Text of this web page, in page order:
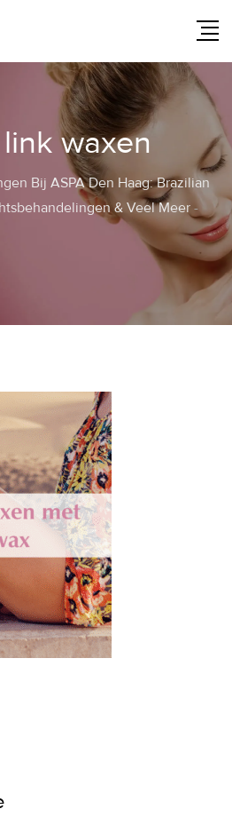
waxen
Bij ASPA Den Haag: Brazilian
& Veel Meer -